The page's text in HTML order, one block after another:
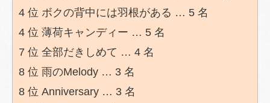
4 位 ボクの背中には羽根がある … 5 名
4 位 薄荷キャンディー … 5 名
7 位 全部だきしめて … 4 名
8 位 雨のMelody … 3 名
8 位 Anniversary … 3 名